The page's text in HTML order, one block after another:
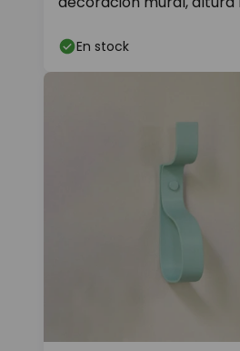
En stock